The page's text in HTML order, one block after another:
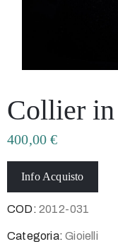
Collier in
400,00€
Info Acquisto
COD: 2012-031
Categoria:Gioielli